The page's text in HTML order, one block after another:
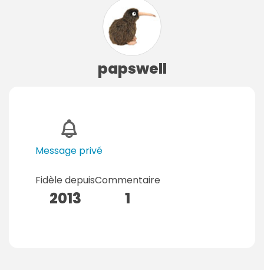
papswell
Message privé
Fidèle depuis
2013
Commentaire
1